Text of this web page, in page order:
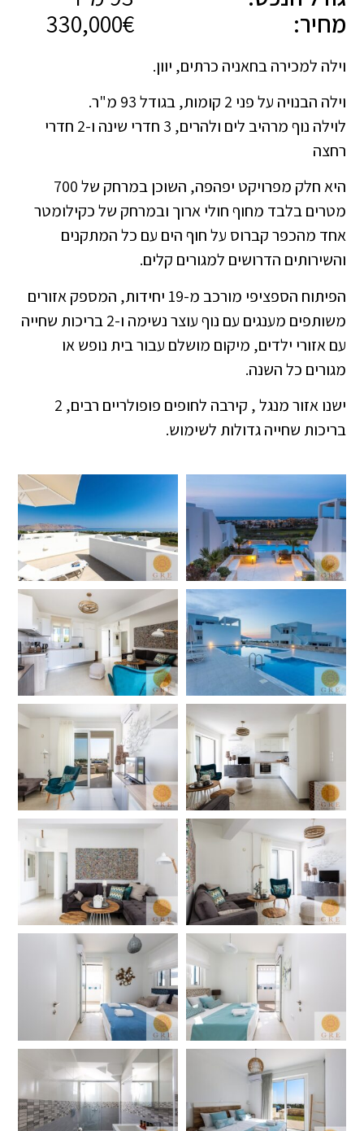
מחיר:
330,000€
וילה למכירה בחאניה כרתים, יוון.
וילה הבנויה על פני 2 קומות, בגודל 93 מ"ר.
לוילה נוף מרהיב לים ולהרים, 3 חדרי שינה ו-2 חדרי
רחצה
היא חלק מפרויקט יפהפה, השוכן במרחק של 700
מטרים בלבד מחוף חולי ארוך ובמרחק של כקילומטר
אחד מהכפר קברוס על חוף הים עם כל המתקנים
והשירותים הדרושים למגורים קלים.
הפיתוח הספציפי מורכב מ-19 יחידות, המספק אזורים
משותפים מענגים עם נוף עוצר נשימה ו-2 בריכות שחייה
עם אזורי ילדים, מיקום מושלם עבור בית נופש או
מגורים כל השנה.
ישנו אזור מנגל , קירבה לחופים פופולריים רבים, 2
בריכות שחייה גדולות לשימוש.